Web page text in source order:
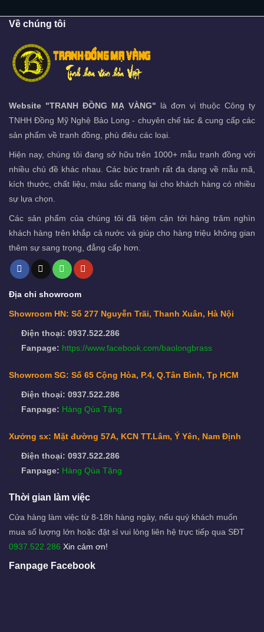
Về chúng tôi
Website "TRANH ĐỒNG MẠ VÀNG" là đơn vị thuộc Công ty
TNHH Đồng Mỹ Nghệ Bảo Long - chuyên chế tác & cung cấp các
sản phẩm về tranh đồng, phù điêu các loại.
Hiện nay, chúng tôi đang sở hữu trên 1000+ mẫu tranh đồng với
nhiều chủ đề khác nhau. Các bức tranh rất đa dạng về mẫu mã,
kích thước, chất liệu, màu sắc mang lại cho khách hàng có nhiều
sự lựa chọn.
Các sản phẩm của chúng tôi đã tiệm cận tới hàng trăm nghìn
khách hàng trên khắp cả nước và giúp cho hàng triệu không gian
thêm sự sang trọng, đẳng cấp hơn.
Địa chỉ showroom
Showroom HN: Số 277 Nguyễn Trãi, Thanh Xuân, Hà Nội
Điện thoại: 0937.522.286
Fanpage: https://www.facebook.com/baolongbrass
Showroom SG: Số 65 Cộng Hòa, P.4, Q.Tân Bình, Tp HCM
Điện thoại: 0937.522.286
Fanpage: Hàng Qùa Tặng
Xưởng sx: Mặt đường 57A, KCN TT.Lâm, Ý Yên, Nam Định
Điện thoại: 0937.522.286
Fanpage: Hàng Qùa Tặng
Thời gian làm việc
Cửa hàng làm việc từ 8-18h hàng ngày, nếu quý khách muốn
mua số lượng lớn hoặc đặt sỉ vui lòng liên hệ trực tiếp qua SĐT
0937.522.286 Xin cảm ơn!
Fanpage Facebook